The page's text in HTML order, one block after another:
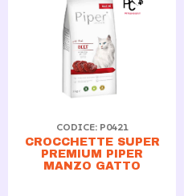
CODICE: P0421
CROCCHETTE SUPER
PREMIUM PIPER
MANZO GATTO